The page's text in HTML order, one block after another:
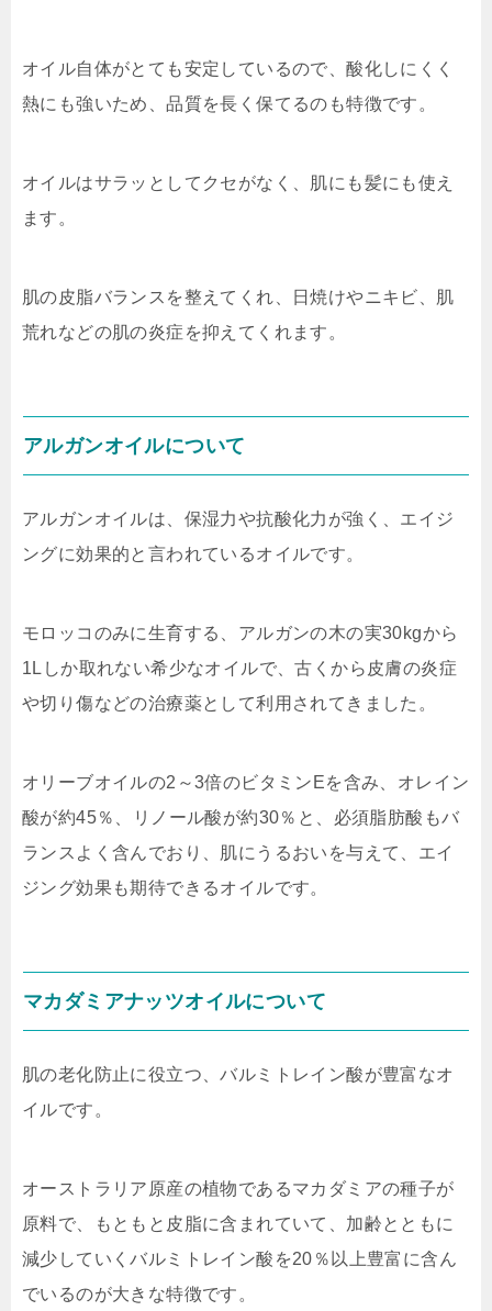
オイル自体がとても安定しているので、酸化しにくく
熱にも強いため、品質を長く保てるのも特徴です。
オイルはサラッとしてクセがなく、肌にも髪にも使え
ます。
肌の皮脂バランスを整えてくれ、日焼けやニキビ、肌
荒れなどの肌の炎症を抑えて くれます。
アルガンオイルについて
アルガンオイルは、 保湿力や抗酸化力が強く、エイジ
ングに効果的と言われているオイルです。
モロッコのみに生育する、アルガンの木の実30kgから
1Lしか取れない希少なオイルで、古くから皮膚の炎症
や切り傷などの治療薬として利用されてきました。
オリーブオイルの2～3倍のビタミンEを含み、オレイン
酸が約45％、リノール酸が約30％と、必須脂肪酸もバ
ランスよく含んでおり、肌にうるおいを与えて、エイ
ジング効果も期待できるオイルです。
マカダミアナッツオイルについて
肌の老化防止に役立つ、バルミトレイン酸が豊富なオ
イルです。
オーストラリア原産の植物であるマカダミアの種子が
原料で、もともと皮脂に含まれていて、 加齢とともに
減少していくバルミトレイン酸を20％以上豊富に含ん
でいるのが大きな特徴です。